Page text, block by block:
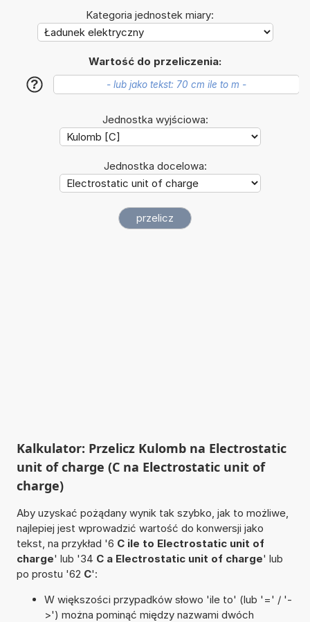
Kategoria jednostek miary:
Wartość do przeliczenia:
?
Jednostka wyjściowa:
Jednostka docelowa:
Kalkulator: Przelicz Kulomb na Electrostatic
unit of charge (C na Electrostatic unit of
charge)
Aby uzyskać pożądany wynik tak szybko, jak to możliwe,
najlepiej jest wprowadzić wartość do konwersji jako
tekst, na przykład '6 C ile to Electrostatic unit of
charge' lub '34 C a Electrostatic unit of charge' lub
po prostu '62 C':
W większości przypadków słowo 'ile to' (lub '=' / '-
>') można pominąć między nazwami dwóch